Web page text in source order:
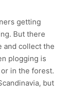
getting
But there
and collect the
plogging is
in the forest.
but